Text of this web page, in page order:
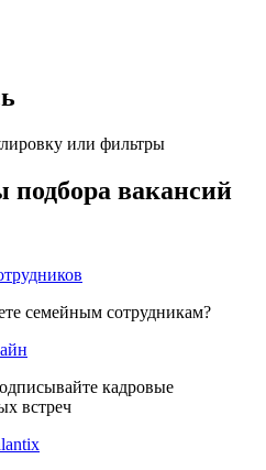
или фильтры
вакансий
семейным сотрудникам?
кадровые
встреч